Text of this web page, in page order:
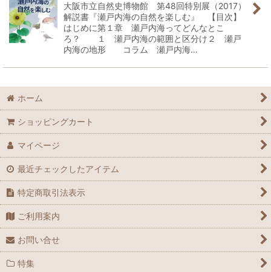
大阪市立自然史博物館 第48回特別展（2017）
解説書『瀬戸内海の自然を楽しむ』 【目次】
はじめに第１章 瀬戸内海ってどんなとこ
ろ？ １ 瀬戸内海の範囲と区分け２ 瀬戸
内海の地形 コラム 瀬戸内海…
ホーム
ショッピングカート
マイページ
最近チェックしたアイテム
特定商取引法表示
ご利用案内
お問い合せ
特集